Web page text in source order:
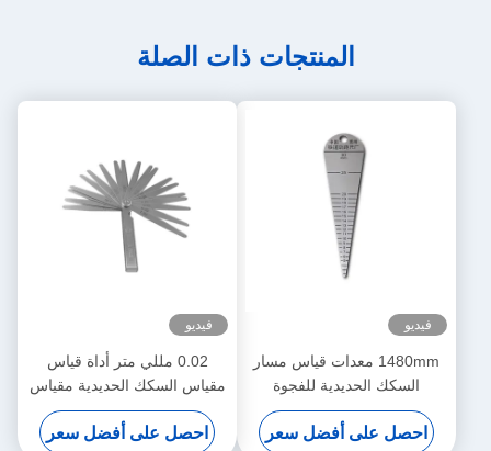
المنتجات ذات الصلة
فيديو
1480mm معدات قياس مسار
السكك الحديدية للفجوة
المشتركة 0.01 القرار
احصل على أفضل سعر
فيديو
0.02 مللي متر أداة قياس
مقياس السكك الحديدية مقياس
المحسس ODM Kingrail
احصل على أفضل سعر